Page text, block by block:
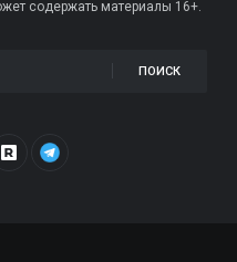
содержать материалы 16+.
ПОИСК